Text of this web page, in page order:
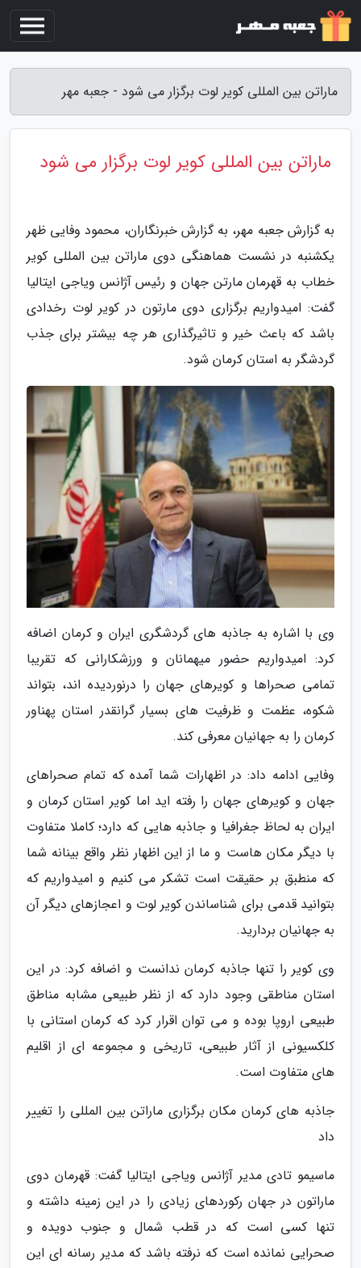
ماراتن بین المللی کویر لوت برگزار می شود - جعبه مهر
ماراتن بین المللی کویر لوت برگزار می شود
به گزارش جعبه مهر، به گزارش خبرنگاران، محمود وفایی ظهر
یکشنبه در نشست هماهنگی دوی ماراتن بین المللی کویر
خطاب به قهرمان مارتن جهان و رئیس آژانس ویاجی ایتالیا
گفت: امیدواریم برگزاری دوی مارتون در کویر لوت رخدادی
باشد که باعث خیر و تاثیرگذاری هر چه بیشتر برای جذب
گردشگر به استان کرمان شود.
وی با اشاره به جاذبه های گردشگری ایران و کرمان اضافه
کرد: امیدواریم حضور میهمانان و ورزشکارانی که تقریبا
تمامی صحراها و کویرهای جهان را درنوردیده اند، بتواند
شکوه، عظمت و ظرفیت های بسیار گرانقدر استان پهناور
کرمان را به جهانیان معرفی کند.
وفایی ادامه داد: در اظهارات شما آمده که تمام صحراهای
جهان و کویرهای جهان را رفته اید اما کویر استان کرمان و
ایران به لحاظ جغرافیا و جاذبه هایی که دارد؛ کاملا متفاوت
با دیگر مکان هاست و ما از این اظهار نظر واقع بینانه شما
که منطبق بر حقیقت است تشکر می کنیم و امیدواریم که
بتوانید قدمی برای شناساندن کویر لوت و اعجازهای دیگر آن
به جهانیان بردارید.
وی کویر را تنها جاذبه کرمان ندانست و اضافه کرد: در این
استان مناطقی وجود دارد که از نظر طبیعی مشابه مناطق
طبیعی اروپا بوده و می توان اقرار کرد که کرمان استانی با
کلکسیونی از آثار طبیعی، تاریخی و مجموعه ای از اقلیم
های متفاوت است.
جاذبه های کرمان مکان برگزاری ماراتن بین المللی را تغییر
داد
ماسیمو تادی مدیر آژانس ویاجی ایتالیا گفت: قهرمان دوی
ماراتون در جهان رکوردهای زیادی را در این زمینه داشته و
تنها کسی است که در قطب شمال و جنوب دویده و
صحرایی نمانده است که نرفته باشد که مدیر رسانه ای این